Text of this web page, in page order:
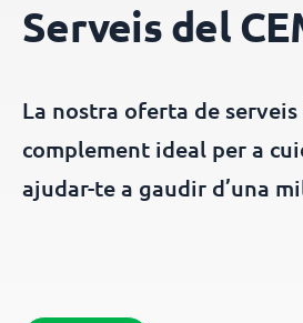
Serveis del
La nostra oferta de serveis
complement ideal per a
ajudar-te a gaudir d’una